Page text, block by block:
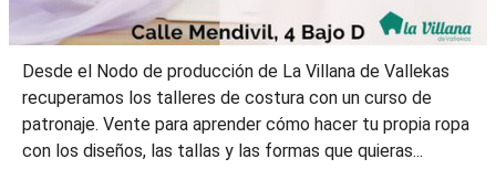
Desde el Nodo de producción de La Villana de Vallekas
recuperamos los talleres de costura con un curso de
patronaje. Vente para aprender cómo hacer tu propia ropa
con los diseños, las tallas y las formas que quieras...